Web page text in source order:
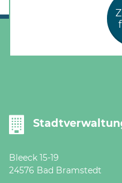
Bleeck 15-19
24576 Bad Bramstedt